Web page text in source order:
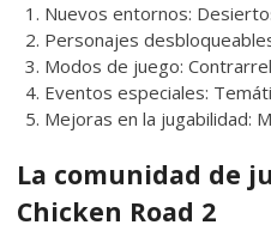
Nuevos entornos:
Personajes
Modos de juego:
Eventos especiales:
Mejoras en la jugabilidad:
La comunidad de
Chicken Road 2